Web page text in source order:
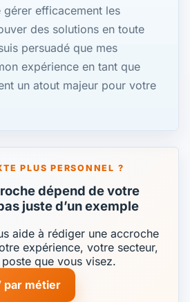
gérer efficacement les
des solutions en toute
persuadé que mes
expérience en tant que
un atout majeur pour votre
PLUS PERSONNEL ?
dépend de votre
juste d’un exemple
aide à rédiger une accroche
expérience, votre secteur,
que vous visez.
par métier